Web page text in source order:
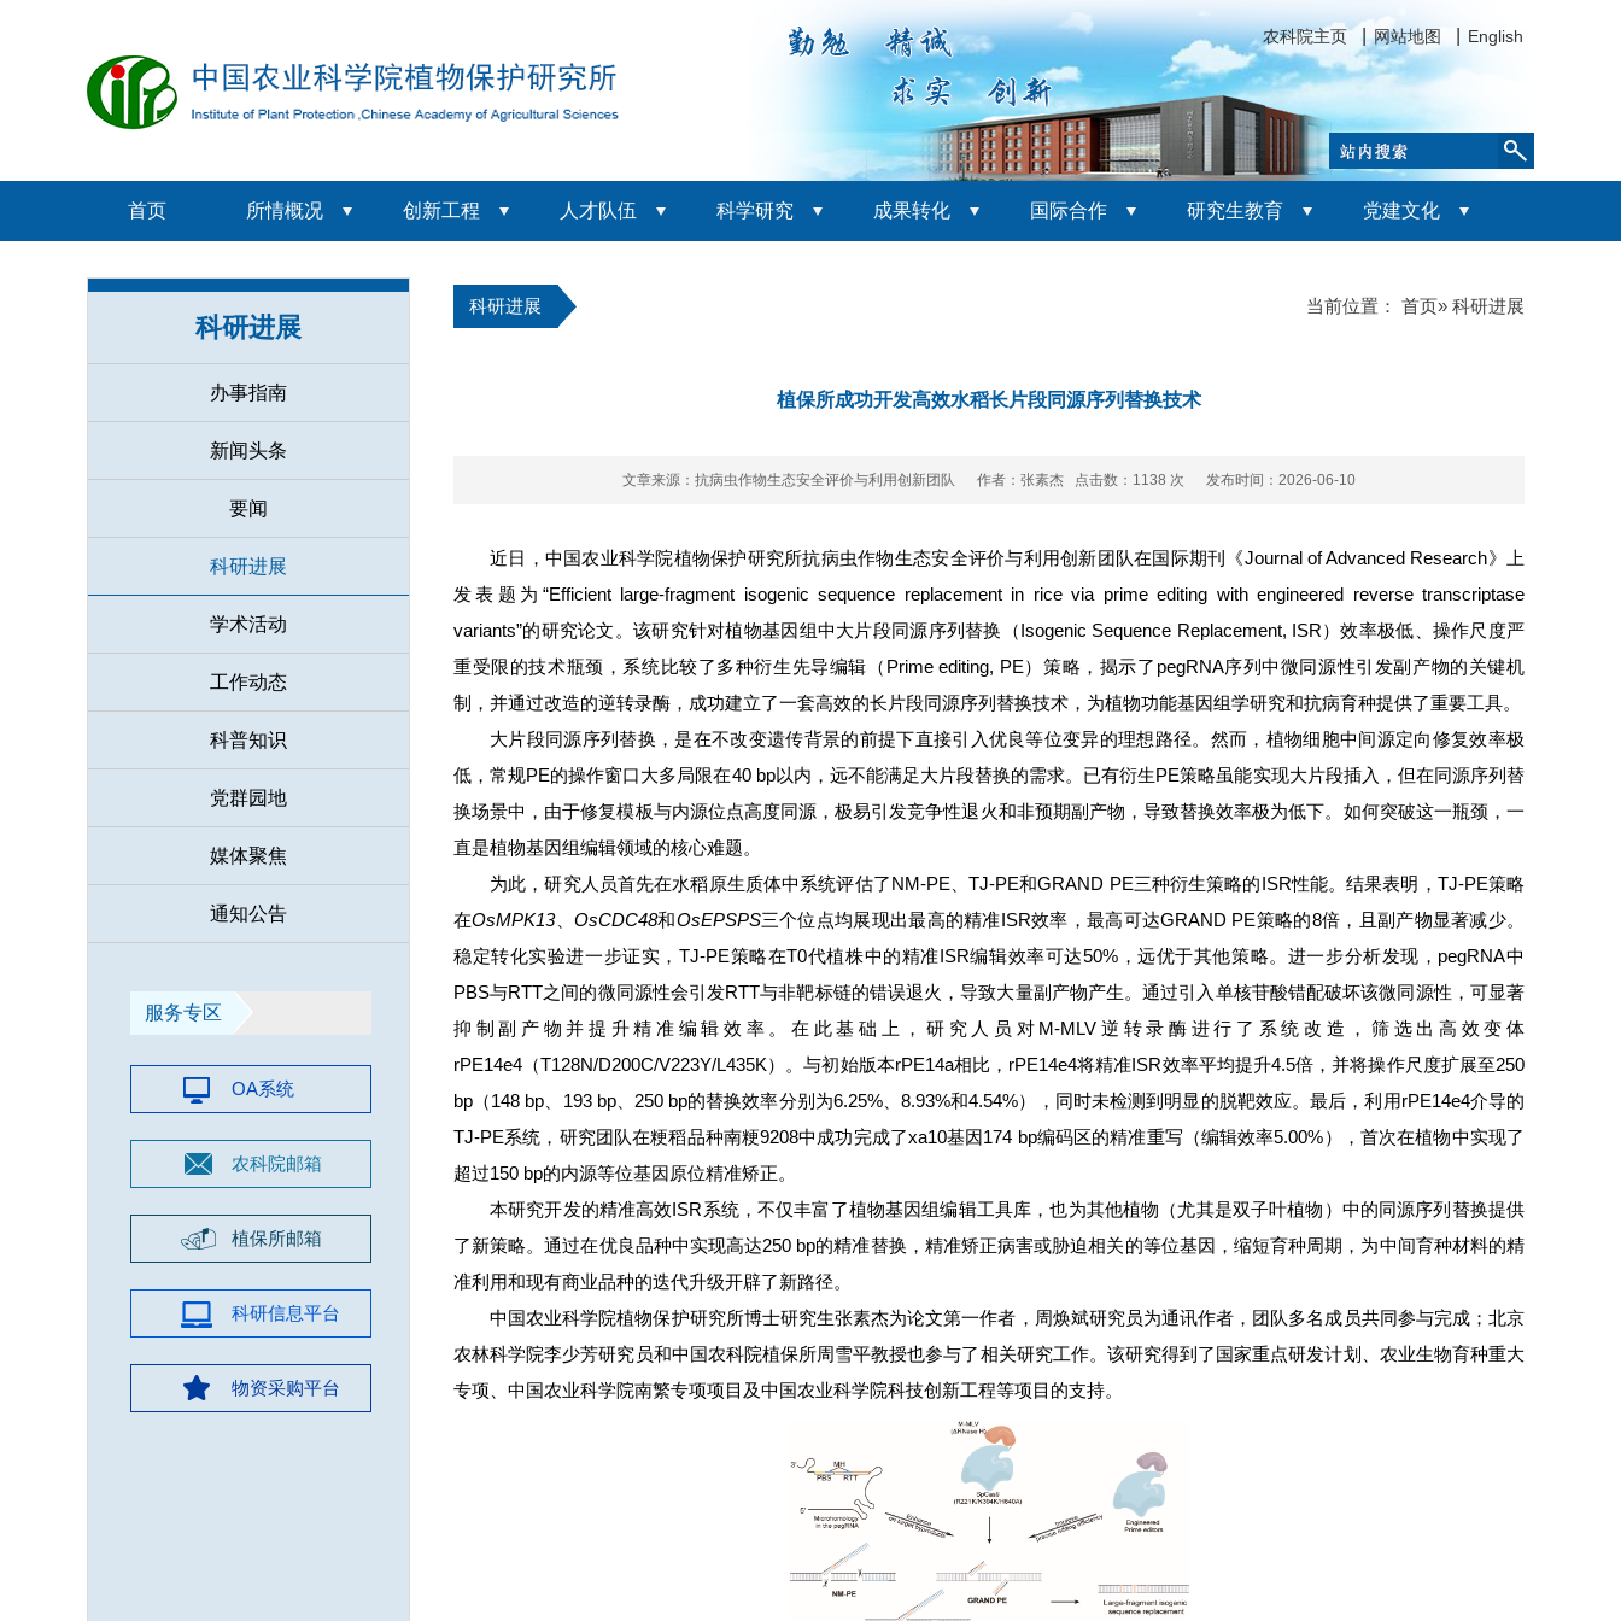
农科院主页 网站地图 English
首页 所情概况 创新工程 人才队伍 科学研究 成果转化 国际合作 研究生教育 党建文化
科研进展
办事指南
新闻头条
要闻
科研进展
学术活动
工作动态
科普知识
党群园地
媒体聚焦
通知公告
服务专区
OA系统
农科院邮箱
植保所邮箱
科研信息平台
物资采购平台
科研进展 当前位置： 首页» 科研进展
植保所成功开发高效水稻长片段同源序列替换技术
文章来源：抗病虫作物生态安全评价与利用创新团队 作者：张素杰 点击数： 1138 次 发布时间：2026-06-10
近日，中国农业科学院植物保护研究所抗病虫作物生态安全评价与利用创新团队在国际期刊《Journal of Advanced Research》上
发表题为“Efficient large-fragment isogenic sequence replacement in rice via prime editing with engineered reverse transcriptase
variants”的研究论文。该研究针对植物基因组中大片段同源序列替换（Isogenic Sequence Replacement, ISR）效率极低、操作尺度严
重受限的技术瓶颈，系统比较了多种衍生先导编辑（Prime editing, PE）策略，揭示了pegRNA序列中微同源性引发副产物的关键机
制，并通过改造的逆转录酶，成功建立了一套高效的长片段同源序列替换技术，为植物功能基因组学研究和抗病育种提供了重要工具。
大片段同源序列替换，是在不改变遗传背景的前提下直接引入优良等位变异的理想路径。然而，植物细胞中间源定向修复效率极
低，常规PE的操作窗口大多局限在40 bp以内，远不能满足大片段替换的需求。已有衍生PE策略虽能实现大片段插入，但在同源序列替
换场景中，由于修复模板与内源位点高度同源，极易引发竞争性退火和非预期副产物，导致替换效率极为低下。如何突破这一瓶颈，一
直是植物基因组编辑领域的核心难题。
为此，研究人员首先在水稻原生质体中系统评估了NM-PE、TJ-PE和GRAND PE三种衍生策略的ISR性能。结果表明，TJ-PE策略
在OsMPK13、 OsCDC48和OsEPSPS三个位点均展现出最高的精准ISR效率，最高可达GRAND PE策略的8倍，且副产物显著减少。
稳定转化实验进一步证实，TJ-PE策略在T0代植株中的精准ISR编辑效率可达50%，远优于其他策略。进一步分析发现，pegRNA中
PBS与RTT之间的微同源性会引发RTT与非靶标链的错误退火，导致大量副产物产生。通过引入单核苷酸错配破坏该微同源性，可显著
抑制副产物并提升精准编辑效率。在此基础上，研究人员对M-MLV逆转录酶进行了系统改造，筛选出高效变体
rPE14e4（T128N/D200C/V223Y/L435K）。与初始版本rPE14a相比，rPE14e4将精准ISR效率平均提升4.5倍，并将操作尺度扩展至250
bp（148 bp、193 bp、250 bp的替换效率分别为6.25%、8.93%和4.54%），同时未检测到明显的脱靶效应。最后，利用rPE14e4介导的
TJ-PE系统，研究团队在粳稻品种南粳9208中成功完成了xa10基因174 bp编码区的精准重写（编辑效率5.00%），首次在植物中实现了
超过150 bp的内源等位基因原位精准矫正。
本研究开发的精准高效ISR系统，不仅丰富了植物基因组编辑工具库，也为其他植物（尤其是双子叶植物）中的同源序列替换提供
了新策略。通过在优良品种中实现高达250 bp的精准替换，精准矫正病害或胁迫相关的等位基因，缩短育种周期，为中间育种材料的精
准利用和现有商业品种的迭代升级开辟了新路径。
中国农业科学院植物保护研究所博士研究生张素杰为论文第一作者，周焕斌研究员为通讯作者，团队多名成员共同参与完成；北京
农林科学院李少芳研究员和中国农科院植保所周雪平教授也参与了相关研究工作。该研究得到了国家重点研发计划、农业生物育种重大
专项、中国农业科学院南繁专项项目及中国农业科学院科技创新工程等项目的支持。